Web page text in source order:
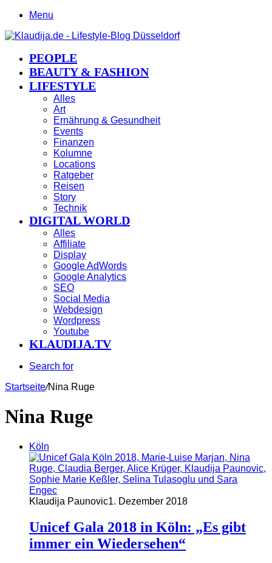
Menu
PEOPLE
BEAUTY & FASHION
LIFESTYLE
Alles
Art
Ernährung & Gesundheit
Events
Finanzen
Kolumne
Locations
Ratgeber
Reisen
Story
Technik
DIGITAL WORLD
Alles
Affiliate
Display
Google AdWords
Google Analytics
SEO
Social Media
Webdesign
Wordpress
Youtube
KLAUDIJA.TV
Search for
Startseite/Nina Ruge
Nina Ruge
Köln
Klaudija Paunovic1. Dezember 2018
Unicef Gala 2018 in Köln: „Es gibt
immer ein Wiedersehen“